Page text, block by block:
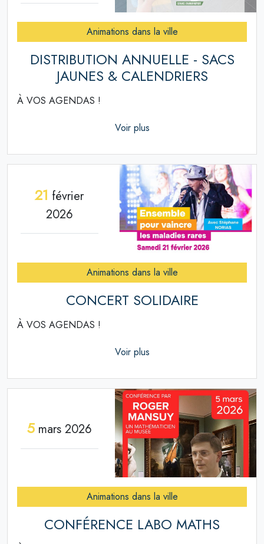
Animations dans la ville
DISTRIBUTION ANNUELLE - SACS
JAUNES & CALENDRIERS
À VOS AGENDAS !
Voir plus
21 février
2026
Animations dans la ville
CONCERT SOLIDAIRE
À VOS AGENDAS !
Voir plus
5mars 2026
Animations dans la ville
CONFÉRENCE LABO MATHS